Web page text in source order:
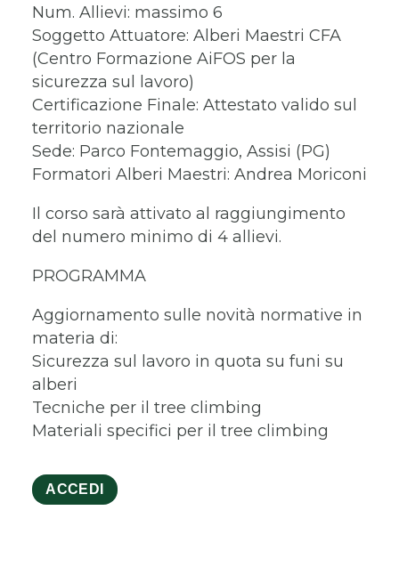
Num. Allievi: massimo 6
Soggetto Attuatore: Alberi Maestri CFA
(Centro Formazione AiFOS per la
sicurezza sul lavoro)
Certificazione Finale: Attestato valido sul
territorio nazionale
Sede: Parco Fontemaggio, Assisi (PG)
Formatori Alberi Maestri: Andrea Moriconi
Il corso sarà attivato al raggiungimento
del numero minimo di 4 allievi.
PROGRAMMA
Aggiornamento sulle novità normative in
materia di:
Sicurezza sul lavoro in quota su funi su
alberi
Tecniche per il tree climbing
Materiali specifici per il tree climbing
ACCEDI